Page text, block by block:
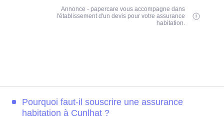
Annonce - papercare vous accompagne dans
l'établissement d'un devis pour votre assurance
habitation.
Pourquoi faut-il souscrire une assurance
habitation à Cunlhat ?